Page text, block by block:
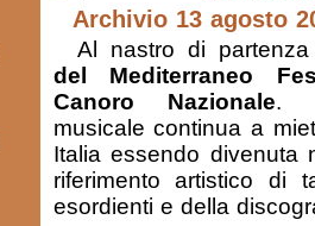
Archivio 13 agosto
Al nastro di
del Mediterraneo
Canoro Nazionale.
musicale continua a
Italia essendo divenuta
riferimento artistico di
esordienti e della